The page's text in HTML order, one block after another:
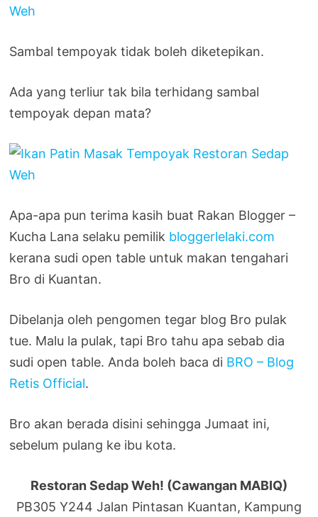
Sambal tempoyak tidak boleh diketepikan.
Ada yang terliur tak bila terhidang sambal
tempoyak depan mata?
Apa-apa pun terima kasih buat Rakan Blogger –
Kucha Lana selaku pemilik bloggerlelaki.com
kerana sudi open table untuk makan tengahari
Bro di Kuantan.
Dibelanja oleh pengomen tegar blog Bro pulak
tue. Malu la pulak, tapi Bro tahu apa sebab dia
sudi open table. Anda boleh baca di BRO – Blog
Retis Official.
Bro akan berada disini sehingga Jumaat ini,
sebelum pulang ke ibu kota.
Restoran Sedap Weh! (Cawangan MABIQ)
PB305 Y244 Jalan Pintasan Kuantan, Kampung